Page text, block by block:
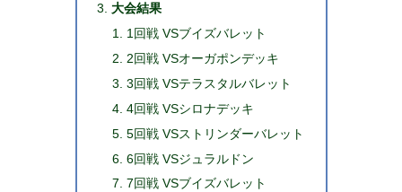
大会結果
1回戦 VSブイズバレット
2回戦 VSオーガポンデッキ
3回戦 VSテラスタルバレット
4回戦 VSシロナデッキ
5回戦 VSストリンダーバレット
6回戦 VSジュラルドン
7回戦 VSブイズバレット